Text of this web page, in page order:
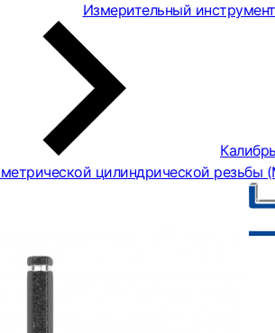
Измерительный инструмент
цилиндрической резьбы